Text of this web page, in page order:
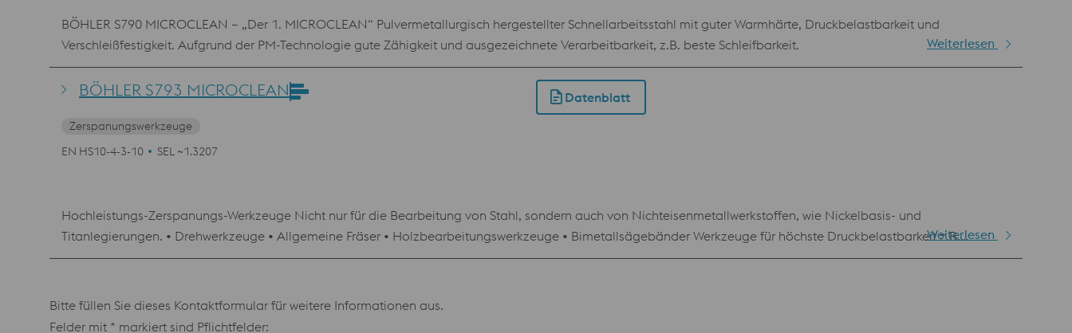
BÖHLER S790 MICROCLEAN – „Der 1. MICROCLEAN“ Pulvermetallurgisch hergestellter Schnellarbeitsstahl mit guter Warmhärte, Druckbelastbarkeit und
Verschleißfestigkeit. Aufgrund der PM-Technologie gute Zähigkeit und ausgezeichnete Verarbeitbarkeit, z.B. beste Schleifbarkeit.
Weiterlesen
BÖHLER S793 MICROCLEAN Datenblatt
Zerspanungswerkzeuge
EN HS10-4-3-10
SEL ~1.3207
Hochleistungs-Zerspanungs-Werkzeuge Nicht nur für die Bearbeitung von Stahl, sondern auch von Nichteisenmetallwerkstoffen, wie Nickelbasis- und
Titanlegierungen. • Drehwerkzeuge • Allgemeine Fräser • Holzbearbeitungswerkzeuge • Bimetallsägebänder Werkzeuge für höchste Druckbelastbarkeit z.B.
Feinschneiden hochfester Werkstoffe • Schneidstempel, Umformstempel • Matrizen
Weiterlesen
Bitte füllen Sie dieses Kontaktformular für weitere Informationen aus.
Felder mit * markiert sind Pflichtfelder: